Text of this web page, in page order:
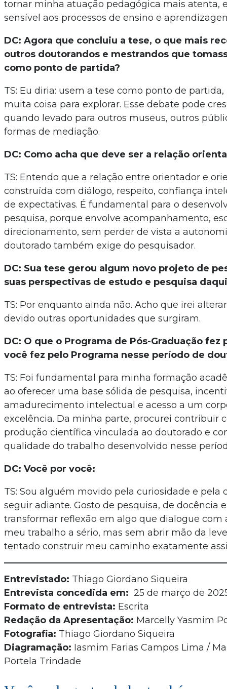
tornar minha atuação pedagógica mais atenta,
sensível aos processos de ensino e
DC: Agora que concluiu a tese, o que mais
outros doutorandos e mestrandos que
como ponto de partida?
TS: Eu diria: usem a tese como ponto de
muita coisa para explorar. Esse debate pode
quando levado para outros museus, outros
formas de mediação.
DC: Como acha que deve ser a relação
TS: Entendo que a relação entre orientador e
construída com diálogo, respeito, confiança
de expectativas. É fundamental para o
pesquisa, porque envolve acompanhamento,
direcionamento, sem perder de vista a
doutorado também exige do pesquisador.
DC: Sua tese gerou algum novo projeto de
suas perspectivas de estudo e pesquisa
TS: Por enquanto ainda não. Acho que irei
devido outras oportunidades que surgiram.
DC: O que o Programa de Pós-Graduação fez
você fez pelo Programa nesse período de
TS: Foi fundamental para minha formação
ao oferecer uma base sólida de pesquisa,
amadurecimento intelectual e acesso a um
excelência. Da minha parte, procurei contribuir
produção científica vinculada ao doutorado e
qualidade do trabalho desenvolvido nesse
DC: Você por você:
TS: Sou alguém movido pela curiosidade e pela
seguir adiante. Gosto de pesquisa, de docência
transformar reflexão em algo que dialogue com
meu trabalho a sério, mas sem abrir mão da
tentado construir meu caminho exatamente
Entrevistado: Thiago Giordano Siqueira
Entrevista concedida em: 25 de março de
Formato de entrevista: Escrita
Redação da Apresentação: Marcelly Yasmim
Fotografia: Thiago Giordano Siqueira
Diagramação: Iasmim Farias Campos Lima /
Portela Trindade